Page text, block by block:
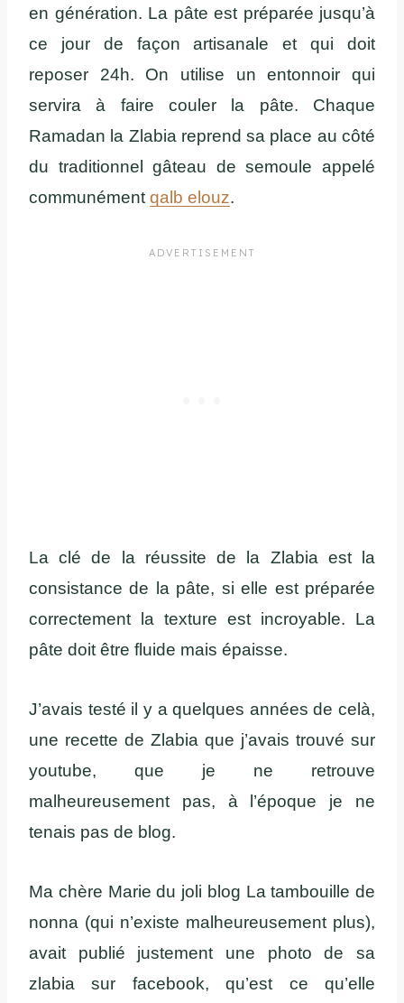
en génération. La pâte est préparée jusqu’à
ce jour de façon artisanale et qui doit
reposer 24h. On utilise un entonnoir qui
servira à faire couler la pâte. Chaque
Ramadan la Zlabia reprend sa place au côté
du traditionnel gâteau de semoule appelé
communément qalb elouz.
La clé de la réussite de la Zlabia est la
consistance de la pâte, si elle est préparée
correctement la texture est incroyable. La
pâte doit être fluide mais épaisse.
J’avais testé il y a quelques années de celà,
une recette de Zlabia que j’avais trouvé sur
youtube, que je ne retrouve
malheureusement pas, à l’époque je ne
tenais pas de blog.
Ma chère Marie du joli blog La tambouille de
nonna (qui n’existe malheureusement plus),
avait publié justement une photo de sa
zlabia sur facebook, qu’est ce qu’elle